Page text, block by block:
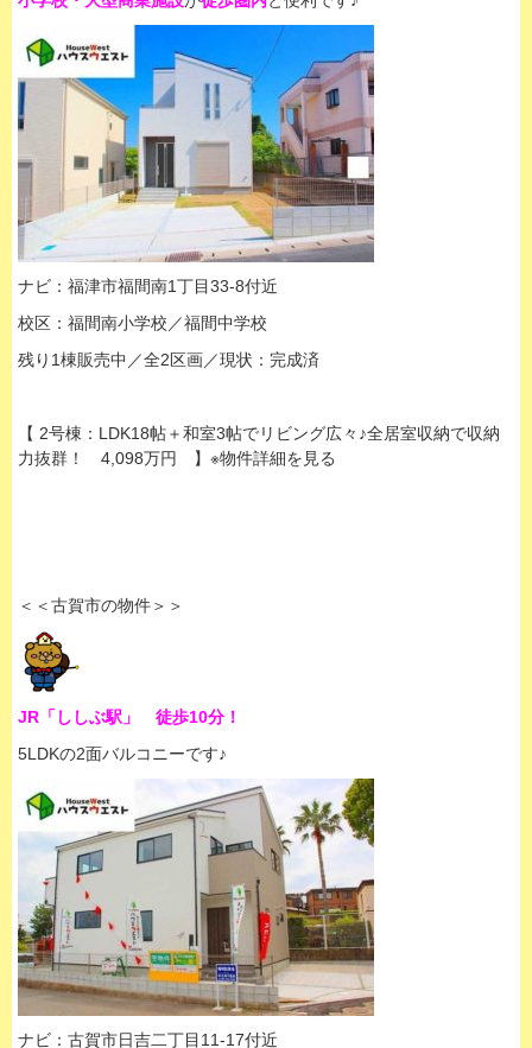
ナビ：福津市福間南1丁目33-8付近
校区：福間南小学校／福間中学校
残り1棟販売中／全2区画／現状：完成済
【 2号棟：LDK18帖＋和室3帖でリビング広々♪全居室収納で収納
力抜群！ 4,098万円 】※物件詳細を見る
＜＜古賀市の物件＞＞
JR「ししぶ駅」 徒歩10分！
5LDKの2面バルコニーです♪
ナビ：古賀市日吉二丁目11-17付近